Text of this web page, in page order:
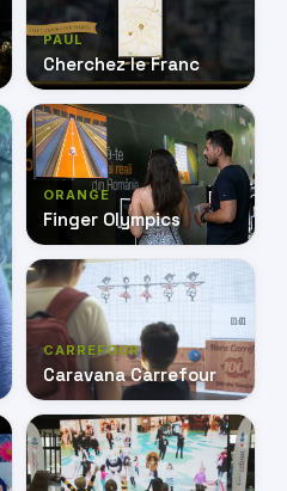
PAUL
Cherchez le Franc
ORANGE
Finger Olympics
CARREFOUR
Caravana Carrefour